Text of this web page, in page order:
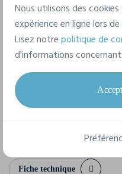
100% coton
8 tailles disponibles
4XL 5XL
Fiche technique
Nous utilisons des
expérience en ligne lors
Lisez notrepolitique de
d'informations